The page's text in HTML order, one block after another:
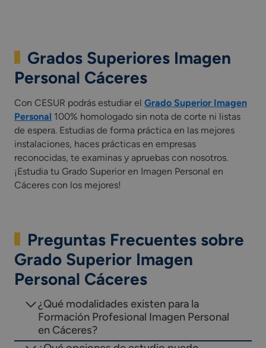
Grados Superiores Imagen
Personal Cáceres
Con CESUR podrás estudiar el Grado Superior Imagen
Personal 100% homologado sin nota de corte ni listas
de espera. Estudias de forma práctica en las mejores
instalaciones, haces prácticas en empresas
reconocidas, te examinas y apruebas con nosotros.
¡Estudia tu Grado Superior en Imagen Personal en
Cáceres con los mejores!
Preguntas Frecuentes sobre
Grado Superior Imagen
Personal Cáceres
¿Qué modalidades existen para la
Formación Profesional Imagen Personal
en Cáceres?